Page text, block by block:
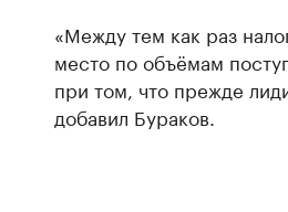
«Между тем как раз
место по объёмам
при том, что прежде
добавил Бураков.